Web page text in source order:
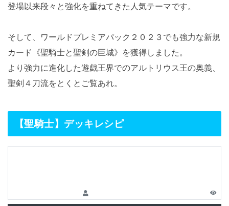
登場以来段々と強化を重ねてきた人気テーマです。
そして、ワールドプレミアパック２０２３でも強力な新規
カード《聖騎士と聖剣の巨城》を獲得しました。
より強力に進化した遊戯王界でのアルトリウス王の奥義、
聖剣４刀流をとくとご覧あれ。
【聖騎士】デッキレシピ